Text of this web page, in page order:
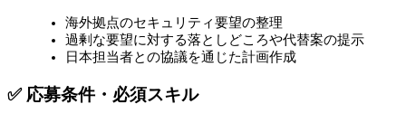
海外拠点のセキュリティ要望の整理
過剰な要望に対する落としどころや代替案の提示
日本担当者との協議を通じた計画作成
✅ 応募条件・必須スキル